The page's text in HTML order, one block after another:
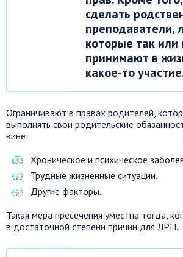
сделать
преподаватели,
которые так или
принимают в
какое-то
Ограничивают в правах родителей,
выполнять свои родительские
вине:
Хроническое и психическое
Трудные жизненные ситуации.
Другие факторы.
Такая мера пресечения уместна тогда,
в достаточной степени причин для ЛРП.